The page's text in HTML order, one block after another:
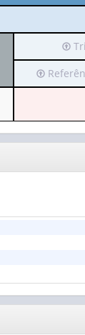
Irá
para
o
1
Irá
para
(possui
apenas
valor):
temporal